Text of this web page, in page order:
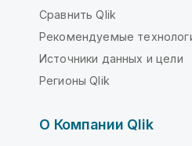
Сравнить Qlik
Рекомендуемые
Источники данных и цели
Регионы Qlik
О Компании Qlik